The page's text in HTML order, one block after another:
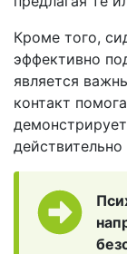
Кроме того,
эффективно
является
контакт